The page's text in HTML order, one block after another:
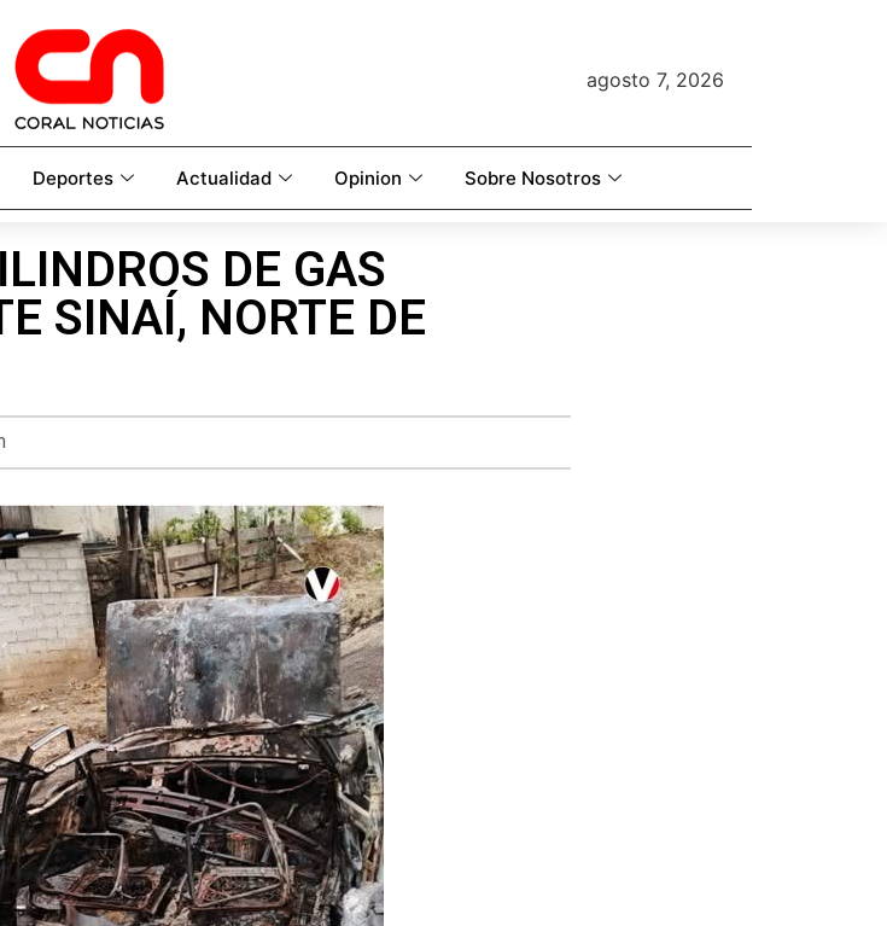
agosto 7, 2026
Deportes Actualidad Opinion Sobre Nosotros
DE GAS
SINAÍ, NORTE DE